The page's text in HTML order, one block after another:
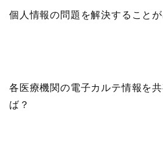
個人情報の問題を解決することが
各医療機関の電子カルテ情報を
ば？